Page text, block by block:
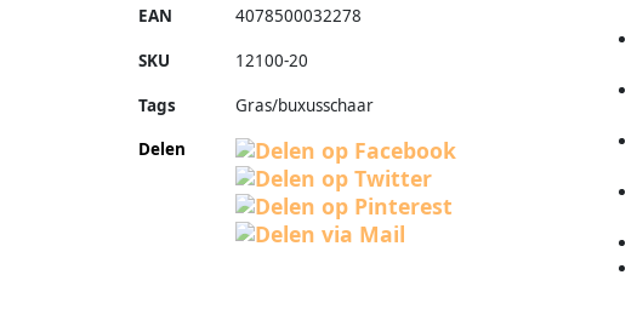
EAN 4078500032278
SKU 12100-20
Tags
Gras/buxusschaar
Delen